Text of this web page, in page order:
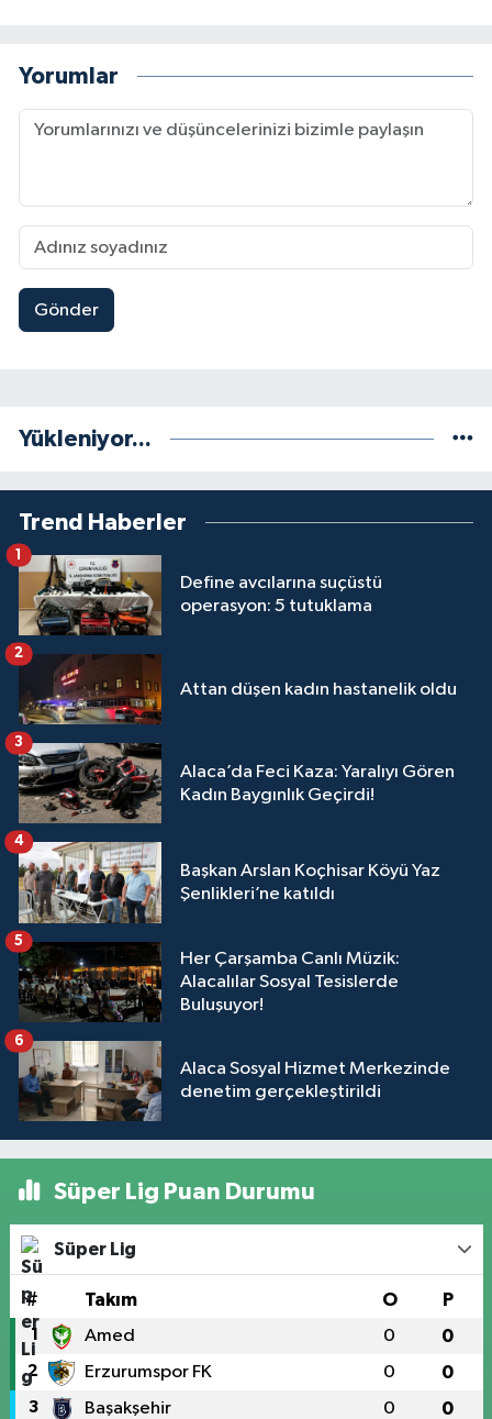
Yorumlar
Gönder
Yükleniyor...
Trend Haberler
Define avcılarına suçüstü
operasyon: 5 tutuklama
1
Attan düşen kadın hastanelik oldu
2
Alaca’da Feci Kaza: Yaralıyı Gören
Kadın Baygınlık Geçirdi!
3
Başkan Arslan Koçhisar Köyü Yaz
Şenlikleri’ne katıldı
4
Her Çarşamba Canlı Müzik:
Alacalılar Sosyal Tesislerde
Buluşuyor!
5
Alaca Sosyal Hizmet Merkezinde
denetim gerçekleştirildi
6
Süper Lig Puan Durumu
Süper Lig
# Takım O P
1 Amed 0 0
2 Erzurumspor FK 0 0
3 Başakşehir 0 0